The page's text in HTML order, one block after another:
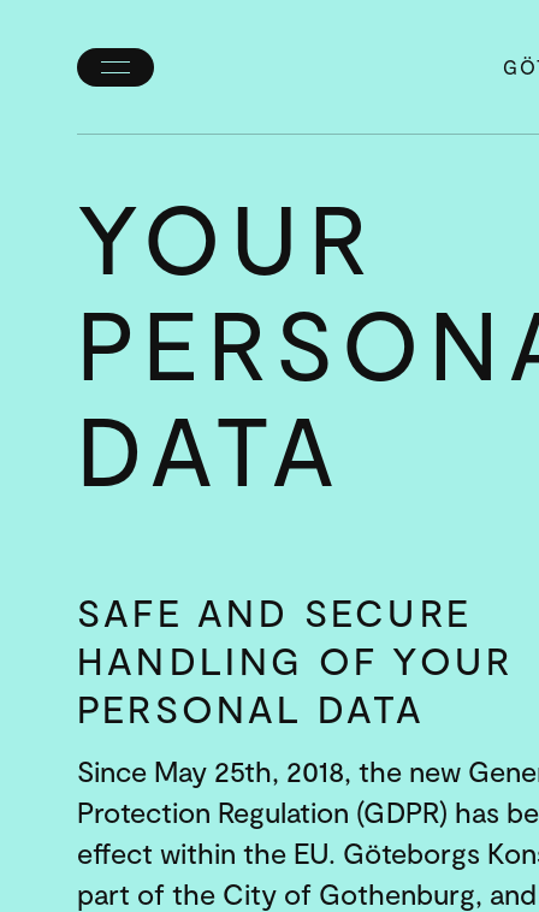
Toggle
YOUR
DATA
SAFE AND SECURE
HANDLING OF YOUR
PERSONAL DATA
Since May 25th, 2018, the new
Protection Regulation (GDPR) has
effect within the EU. Göteborgs
part of the City of Gothenburg,